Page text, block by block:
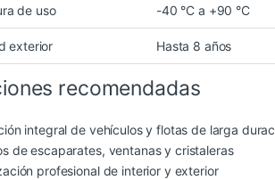
de uso -40 °C a +90 °C
exterior Hasta 8 años
recomendadas
integral de vehículos y flotas de larga
de escaparates, ventanas y cristaleras
profesional de interior y exterior